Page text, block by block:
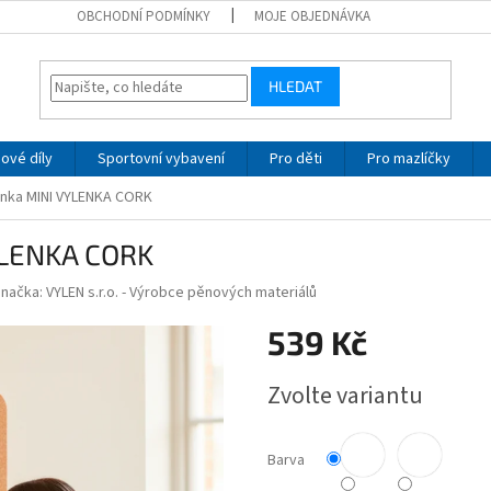
OBCHODNÍ PODMÍNKY MOJE OBJEDNÁVKA
HLEDAT
díly Sportovní vybavení Pro děti
Pro mazlíčky
MINI VYLENKA CORK
CORK
VYLEN s.r.o. - Výrobce pěnových materiálů
539 Kč
cena:
Zvolte variantu
Barva